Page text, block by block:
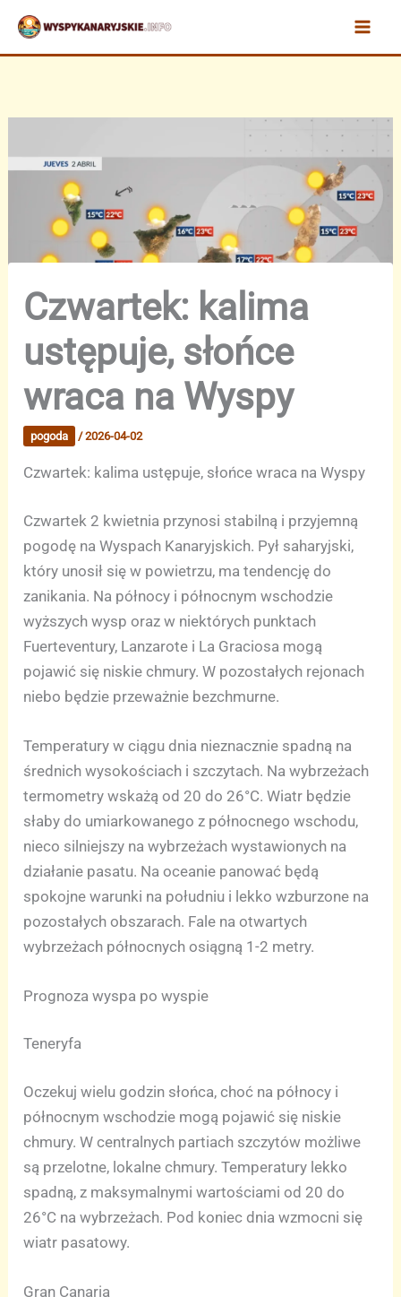
Przejdź
treści
Czwartek: kalima
ustępuje, słońce
wraca na Wyspy
pogoda /2026-04-02
Czwartek: kalima ustępuje, słońce wraca na Wyspy
Czwartek 2 kwietnia przynosi stabilną i przyjemną
pogodę na Wyspach Kanaryjskich. Pył saharyjski,
który unosił się w powietrzu, ma tendencję do
zanikania. Na północy i północnym wschodzie
wyższych wysp oraz w niektórych punktach
Fuerteventury, Lanzarote i La Graciosa mogą
pojawić się niskie chmury. W pozostałych rejonach
niebo będzie przeważnie bezchmurne.
Temperatury w ciągu dnia nieznacznie spadną na
średnich wysokościach i szczytach. Na wybrzeżach
termometry wskażą od 20 do 26°C. Wiatr będzie
słaby do umiarkowanego z północnego wschodu,
nieco silniejszy na wybrzeżach wystawionych na
działanie pasatu. Na oceanie panować będą
spokojne warunki na południu i lekko wzburzone na
pozostałych obszarach. Fale na otwartych
wybrzeżach północnych osiągną 1-2 metry.
Prognoza wyspa po wyspie
Teneryfa
Oczekuj wielu godzin słońca, choć na północy i
północnym wschodzie mogą pojawić się niskie
chmury. W centralnych partiach szczytów możliwe
są przelotne, lokalne chmury. Temperatury lekko
spadną, z maksymalnymi wartościami od 20 do
26°C na wybrzeżach. Pod koniec dnia wzmocni się
wiatr pasatowy.
Gran Canaria